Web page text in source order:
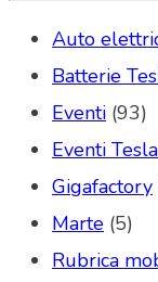
Auto
Batterie
Eventi (93)
Eventi
Gigafactory
Marte (5)
Rubrica